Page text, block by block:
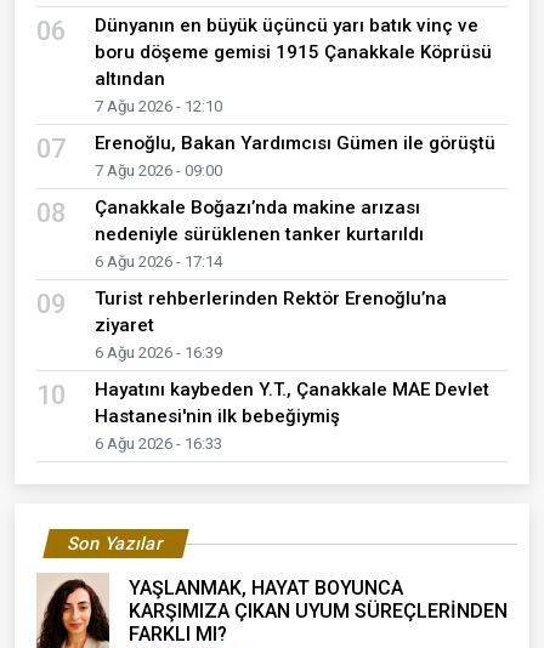
06
Dünyanın en büyük üçüncü yarı batık vinç ve
boru döşeme gemisi 1915 Çanakkale Köprüsü
altından
7 Ağu 2026 - 12:10
07 Erenoğlu, Bakan Yardımcısı Gümen ile görüştü
7 Ağu 2026 - 09:00
08
Çanakkale Boğazı’nda makine arızası
nedeniyle sürüklenen tanker kurtarıldı
6 Ağu 2026 - 17:14
09
Turist rehberlerinden Rektör Erenoğlu’na
ziyaret
6 Ağu 2026 - 16:39
10
Hayatını kaybeden Y.T., Çanakkale MAE Devlet
Hastanesi'nin ilk bebeğiymiş
6 Ağu 2026 - 16:33
Son Yazılar
YAŞLANMAK, HAYAT BOYUNCA
KARŞIMIZA ÇIKAN UYUM SÜREÇLERİNDEN
FARKLI MI?